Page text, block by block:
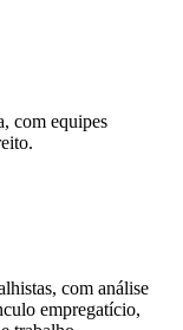
com equipes
com análise
empregatício,